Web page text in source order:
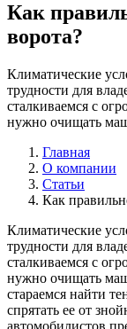
Как
ворота?
Климатические
трудности для
сталкиваемся с
нужно очищать
Главная
О компании
Статьи
Как
Климатические
трудности для
сталкиваемся с
нужно очищать
стараемся найти
спрятать ее от